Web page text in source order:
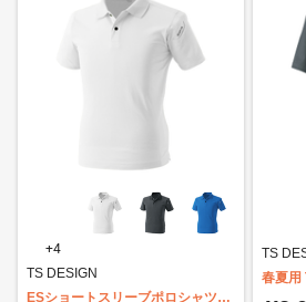
+4
TS DESIGN
ESショートスリーブポロシャツ
TS
春夏用
クネッ